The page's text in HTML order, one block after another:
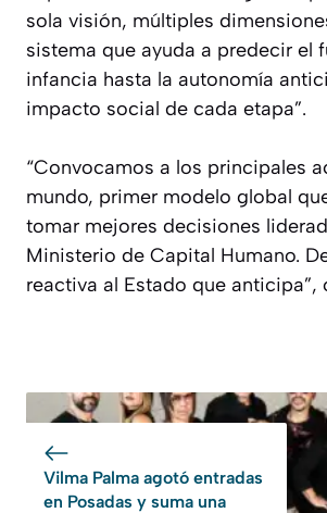
sola visión, múltiples
sistema que ayuda a predecir el
infancia hasta la autonomía
impacto social de cada etapa”.
“Convocamos a los principales
mundo, primer modelo global
tomar mejores decisiones
Ministerio de Capital Humano.
reactiva al Estado que anticipa”,
Vilma Palma agotó entradas
en Posadas y suma una